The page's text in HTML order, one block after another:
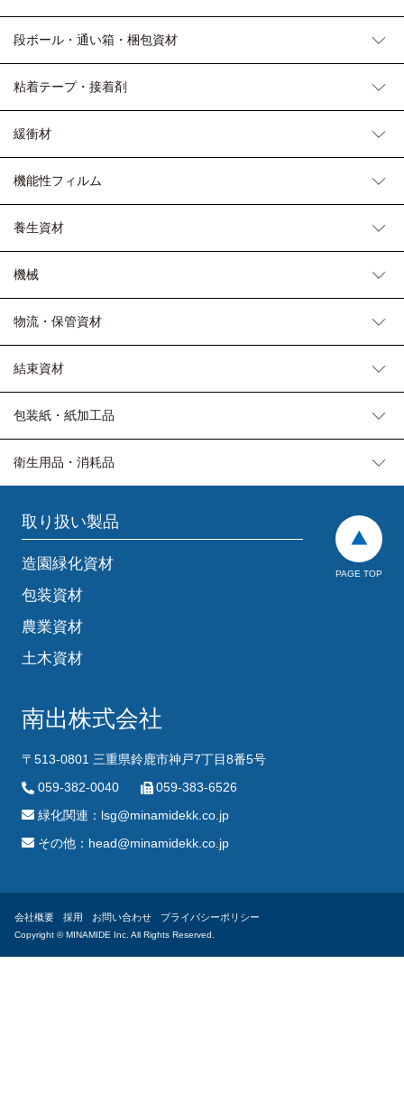
段ボール・通い箱・梱包資材
粘着テープ・接着剤
緩衝材
機能性フィルム
養生資材
機械
物流・保管資材
結束資材
包装紙・紙加工品
衛生用品・消耗品
PAGE TOP
取り扱い製品
造園緑化資材
包装資材
農業資材
土木資材
南出株式会社
〒513-0801 三重県鈴鹿市神戸7丁目8番5号
059-382-0040
059-383-6526
緑化関連：lsg@minamidekk.co.jp
その他：head@minamidekk.co.jp
会社概要 採用 お問い合わせ プライバシーポリシー
Copyright ©︎ MINAMIDE Inc. All Rights Reserved.